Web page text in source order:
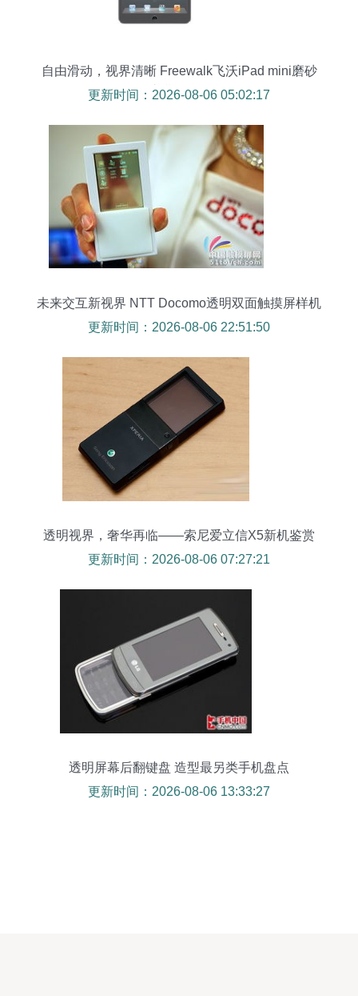
自由滑动，视界清晰 Freewalk飞沃iPad mini磨砂
保护膜体验测评
更新时间：2026-08-06 05:02:17
未来交互新视界 NTT Docomo透明双面触摸屏样机
解析
更新时间：2026-08-06 22:51:50
透明视界，奢华再临——索尼爱立信X5新机鉴赏
更新时间：2026-08-06 07:27:21
透明屏幕后翻键盘 造型最另类手机盘点
更新时间：2026-08-06 13:33:27